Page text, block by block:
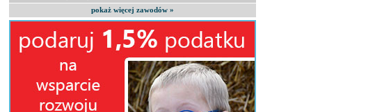
pokaż więcej zawodów »